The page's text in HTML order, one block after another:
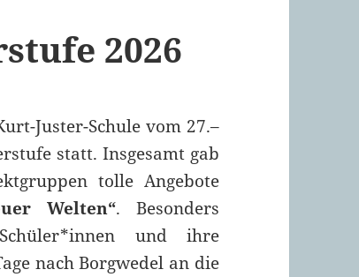
2026
Juster-Schule vom 27.–
statt. Insgesamt gab
tolle Angebote
Welten“. Besonders
und ihre
nach Borgwedel an die